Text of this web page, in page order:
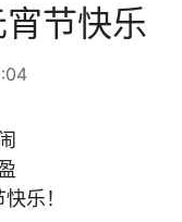
节快乐
乐！